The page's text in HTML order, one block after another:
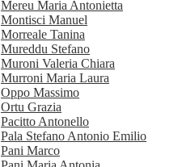
Mereu Maria Antonietta
Montisci Manuel
Morreale Tanina
Mureddu Stefano
Muroni Valeria Chiara
Murroni Maria Laura
Oppo Massimo
Ortu Grazia
Pacitto Antonello
Pala Stefano Antonio Emilio
Pani Marco